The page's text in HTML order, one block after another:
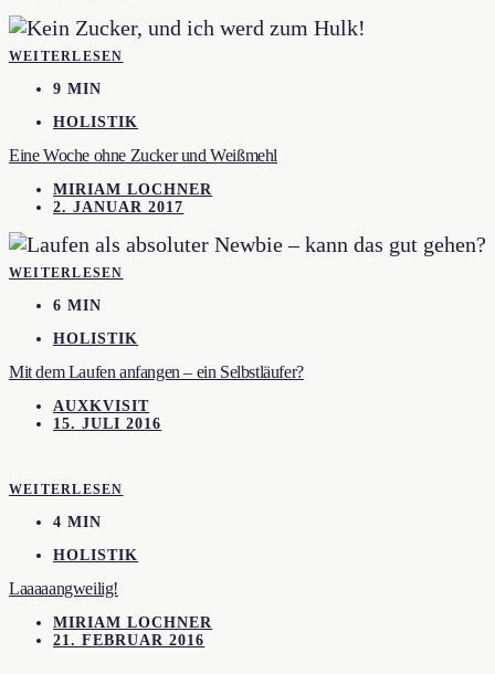
WEITERLESEN
9 MIN
HOLISTIK
Eine Woche ohne Zucker und Weißmehl
MIRIAM LOCHNER
2. JANUAR 2017
WEITERLESEN
6 MIN
HOLISTIK
Mit dem Laufen anfangen – ein Selbstläufer?
AUXKVISIT
15. JULI 2016
WEITERLESEN
4 MIN
HOLISTIK
Laaaaangweilig!
MIRIAM LOCHNER
21. FEBRUAR 2016